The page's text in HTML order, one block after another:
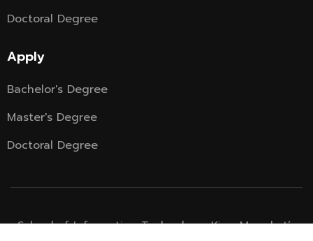
Doctoral Degree
Apply
Bachelor's Degree
Master's Degree
Doctoral Degree
School of Information Technology, King Mongkut’s